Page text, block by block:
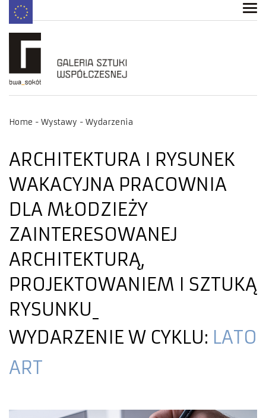
Home Wystawy Wydarzenia
ARCHITEKTURA I RYSUNEK
WAKACYJNA PRACOWNIA
DLA MŁODZIEŻY
ZAINTERESOWANEJ
ARCHITEKTURĄ,
PROJEKTOWANIEM I SZTUKĄ
RYSUNKU
WYDARZENIE W CYKLU: LATO
ART